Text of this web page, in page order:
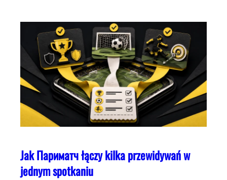
Jak Париматч łączy kilka przewidywań w
jednym spotkaniu